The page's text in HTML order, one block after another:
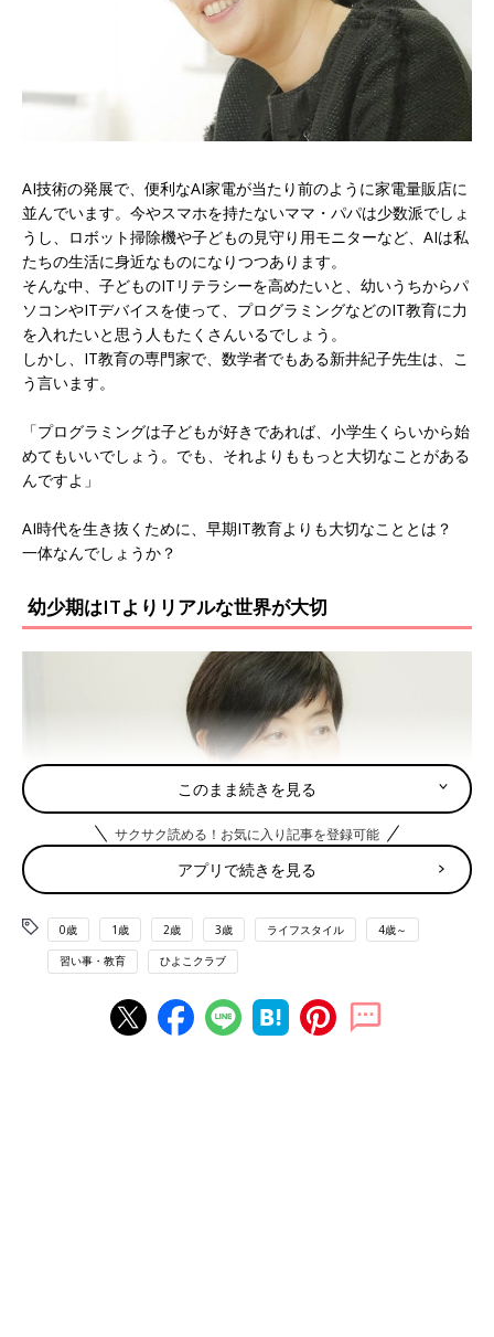
AI技術の発展で、便利なAI家電が当たり前のように家電量販店に
並んでいます。今やスマホを持たないママ・パパは少数派でしょ
うし、ロボット掃除機や子どもの見守り用モニターなど、AIは私
たちの生活に身近なものになりつつあります。
そんな中、子どものITリテラシーを高めたいと、幼いうちからパ
ソコンやITデバイスを使って、プログラミングなどのIT教育に力
を入れたいと思う人もたくさんいるでしょう。
しかし、IT教育の専門家で、数学者でもある新井紀子先生は、こ
う言います。
「プログラミングは子どもが好きであれば、小学生くらいから始
めてもいいでしょう。でも、それよりももっと大切なことがある
んですよ」
AI時代を生き抜くために、早期IT教育よりも大切なこととは？
一体なんでしょうか？
幼少期はITよりリアルな世界が大切
新井先生が、幼少期の子どもの育て方について最も大切だと考え
ているのが「リアリティーに接する経験を増やすこと」「語彙量
このまま続きを見る
サクサク読める！お気に入り記事を登録可能
アプリで続きを見る
0歳 1歳 2歳 3歳 ライフスタイル 4歳～
習い事・教育 ひよこクラブ